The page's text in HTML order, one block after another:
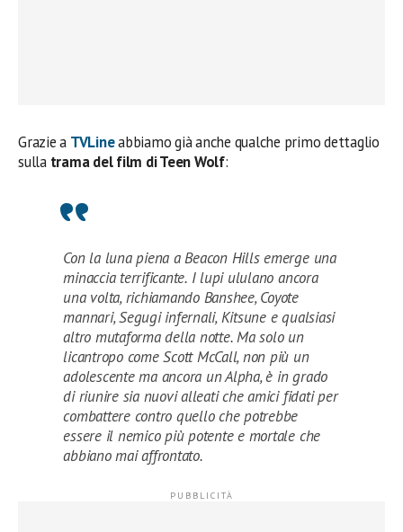
Grazie a TVLineabbiamo già anche qualche primo dettaglio
sulla trama del film di Teen Wolf:
Con la luna piena a Beacon Hills emerge una
minaccia terrificante. I lupi ululano ancora
una volta, richiamando Banshee, Coyote
mannari, Segugi infernali, Kitsune e qualsiasi
altro mutaforma della notte. Ma solo un
licantropo come Scott McCall, non più un
adolescente ma ancora un Alpha, è in grado
di riunire sia nuovi alleati che amici fidati per
combattere contro quello che potrebbe
essere il nemico più potente e mortale che
abbiano mai affrontato.